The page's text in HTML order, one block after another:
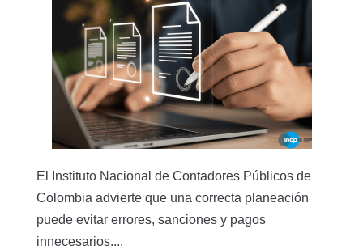
El Instituto Nacional de Contadores Públicos de
Colombia advierte que una correcta planeación
puede evitar errores, sanciones y pagos
innecesarios....